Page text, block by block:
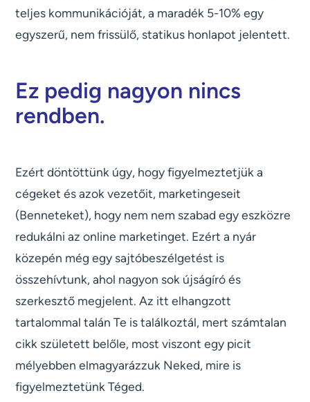
teljes kommunikációját, a maradék 5-10% egy
egyszerű, nem frissülő, statikus honlapot jelentett.
Ez pedig nagyon nincs
rendben.
Ezért döntöttünk úgy, hogy figyelmeztetjük a
cégeket és azok vezetőit, marketingeseit
(Benneteket), hogy nem nem szabad egy eszközre
redukálni az online marketinget. Ezért a nyár
közepén még egy sajtóbeszélgetést is
összehívtunk, ahol nagyon sok újságíró és
szerkesztő megjelent. Az itt elhangzott
tartalommal talán Te is találkoztál, mert számtalan
cikk született belőle, most viszont egy picit
mélyebben elmagyarázzuk Neked, mire is
figyelmeztetünk Téged.